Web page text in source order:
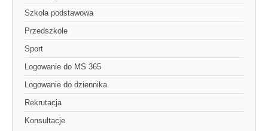
Szkoła podstawowa
Przedszkole
Sport
Logowanie do MS 365
Logowanie do dziennika
Rekrutacja
Konsultacje